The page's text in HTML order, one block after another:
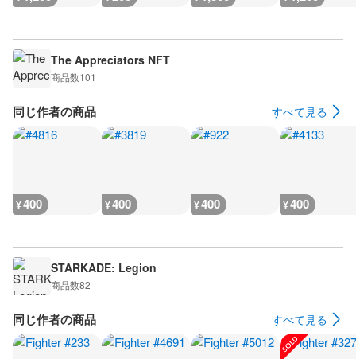
The Appreciators NFT
商品数101
同じ作者の商品 すべて見る
¥400 ¥400 ¥400 ¥400
STARKADE: Legion
商品数82
同じ作者の商品 すべて見る